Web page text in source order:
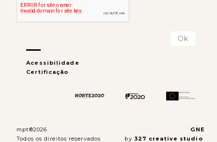
Acessibilidade
Certificação
mpt®2026
Todos os direitos reservados
GNE
by 327 creative studio